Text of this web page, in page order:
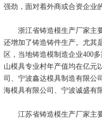
强劲，面对着外商或合资企业
浙江省铸造模生产厂家主要
还增加了铸造铸件生产。尤其
区，当地铸造模制造企业400
山模具专业村年产值均在亿元
司、宁波鑫达模具制造有限公
海模具有限公司、宁波诚盛有
江苏省铸造模生产厂家主要